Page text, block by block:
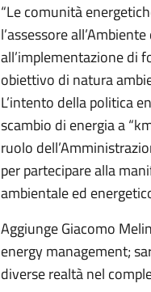
“Le comunità
l’assessore
all’implementazione di
obiettivo di natura
L’intento della politica
scambio di energia a
ruolo
per partecipare alla
ambientale ed
Aggiunge Giacomo
energy management;
diverse realtà nel